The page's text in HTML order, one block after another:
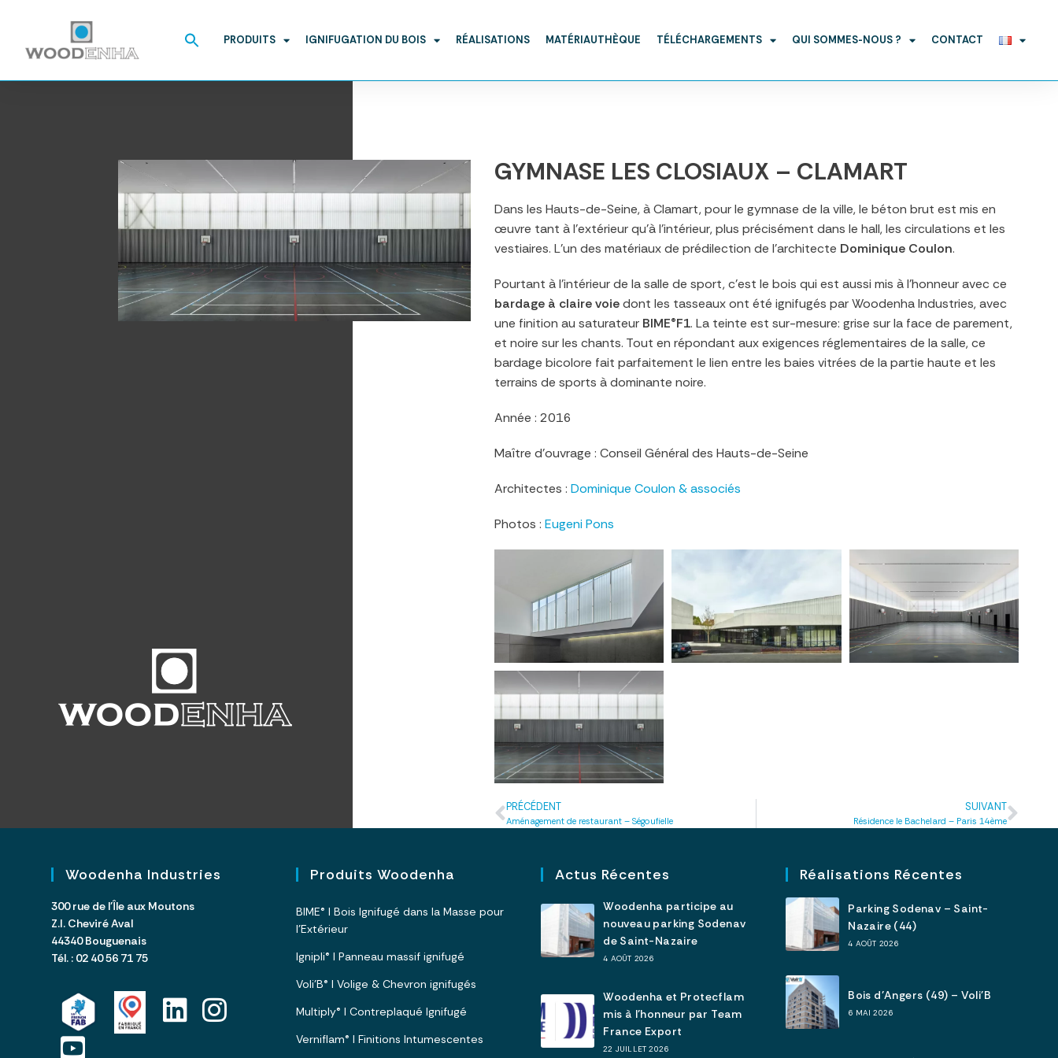
for: PRODUITS IGNIFUGATION DU BOIS RÉALISATIONS MATÉRIAUTHÈQUE TÉLÉCHARGEMENTS QUI SOMMES-NOUS ? CONTACT
GYMNASE LES CLOSIAUX – CLAMART
Dans les Hauts-de-Seine, à Clamart, pour le gymnase de la ville, le béton brut est mis en
œuvre tant à l’extérieur qu’à l’intérieur, plus précisément dans le hall, les circulations et les
vestiaires. L’un des matériaux de prédilection de l’architecte Dominique Coulon.
Pourtant à l’intérieur de la salle de sport, c’est le bois qui est aussi mis à l’honneur avec ce
bardage à claire voiedont les tasseaux ont été ignifugés par Woodenha Industries, avec
une finition au saturateur BIME®F1. La teinte est sur-mesure: grise sur la face de parement,
et noire sur les chants. Tout en répondant aux exigences réglementaires de la salle, ce
bardage bicolore fait parfaitement le lien entre les baies vitrées de la partie haute et les
terrains de sports à dominante noire.
Année : 2016
Maître d’ouvrage : Conseil Général des Hauts-de-Seine
Architectes : Dominique Coulon & associés
Photos : Eugeni Pons
PRÉCÉDENT
Aménagement de restaurant – Ségoufielle
SUIVANT
Résidence le Bachelard – Paris 14ème
Woodenha Industries
300 rue de l’Île aux Moutons
Z.I. Cheviré Aval
44340 Bouguenais
Tél. : 02 40 56 71 75
Produits Woodenha
BIME® I Bois Ignifugé dans la Masse pour
l’Extérieur
Ignipli® I Panneau massif ignifugé
Voli’B® I Volige & Chevron ignifugés
Multiply® I Contreplaqué Ignifugé
Verniflam® I Finitions Intumescentes
Actus Récentes
Woodenha participe au
nouveau parking Sodenav
de Saint-Nazaire
4 AOÛT 2026
Woodenha et Protecflam
mis à l’honneur par Team
France Export
22 JUILLET 2026
Réalisations Récentes
Parking Sodenav – Saint-
Nazaire (44)
4 AOÛT 2026
Bois d’Angers (49) – Voli’B
6 MAI 2026